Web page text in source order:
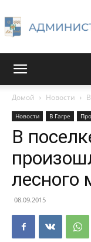
Домой Новости
Новости В Гагре
В
лесного
08.09.2015